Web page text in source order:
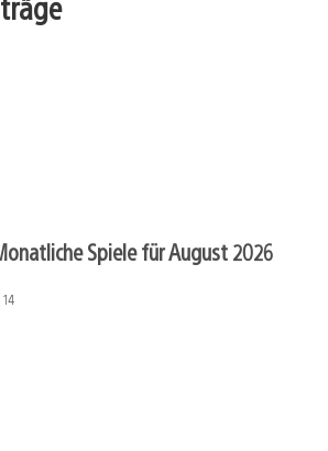
Spiele für August 2026
14